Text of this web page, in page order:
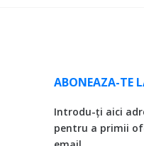
ABONEAZA-TE
Introdu-ți aici
pentru a primii